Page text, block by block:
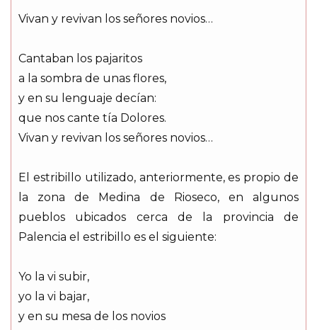
Vivan y revivan los señores novios…
Cantaban los pajaritos
a la sombra de unas flores,
y en su lenguaje decían:
que nos cante tía Dolores.
Vivan y revivan los señores novios…
El estribillo utilizado, anteriormente, es propio de
la zona de Medina de Rioseco, en algunos
pueblos ubicados cerca de la provincia de
Palencia el estribillo es el siguiente:
Yo la vi subir,
yo la vi bajar,
y en su mesa de los novios